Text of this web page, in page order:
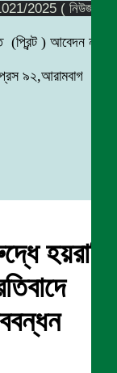
2025 ( নিউজ
(প্রিন্ট ) আবেদন নং
৯২,আরামবাগ
হয়রানি